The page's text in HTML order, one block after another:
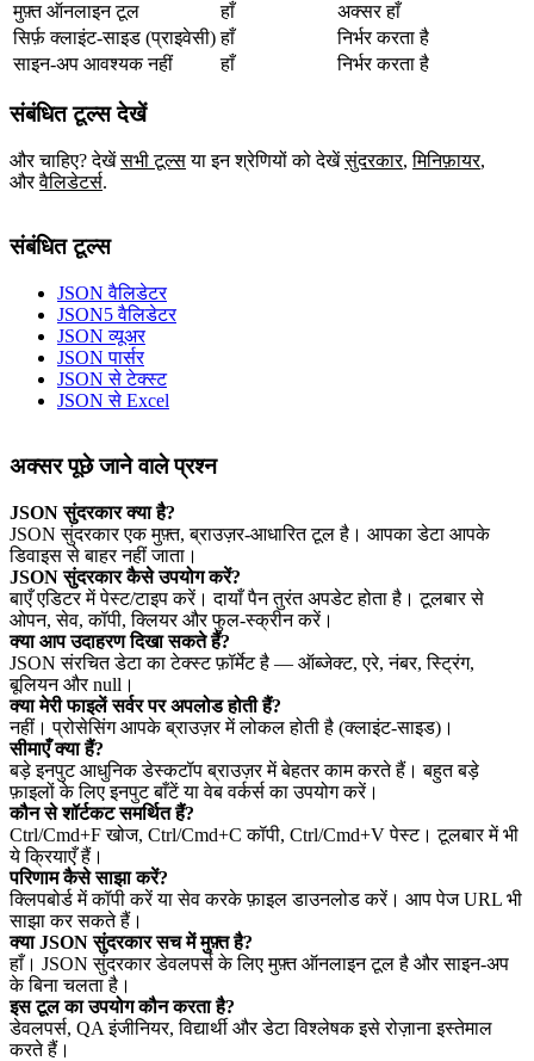
मुफ़्त ऑनलाइन टूल
हाँ
अक्सर हाँ
सिर्फ़ क्लाइंट‑साइड (प्राइवेसी) हाँ
निर्भर करता है
साइन‑अप आवश्यक नहीं
हाँ निर्भर करता है
संबंधित टूल्स देखें
और चाहिए? देखें सभी टूल्स या इन श्रेणियों को देखें सुंदरकार,मिनिफ़ायर,
और वैलिडेटर्स.
संबंधित टूल्स
JSON वैलिडेटर
JSON5 वैलिडेटर
JSON व्यूअर
JSON पार्सर
JSON से टेक्स्ट
JSON से Excel
अक्सर पूछे जाने वाले प्रश्न
JSON सुंदरकार क्या है?
JSON सुंदरकार एक मुफ़्त, ब्राउज़र‑आधारित टूल है। आपका डेटा आपके
डिवाइस से बाहर नहीं जाता।
JSON सुंदरकार कैसे उपयोग करें?
बाएँ एडिटर में पेस्ट/टाइप करें। दायाँ पैन तुरंत अपडेट होता है। टूलबार से
ओपन, सेव, कॉपी, क्लियर और फुल‑स्क्रीन करें।
क्या आप उदाहरण दिखा सकते हैं?
JSON संरचित डेटा का टेक्स्ट फ़ॉर्मेट है — ऑब्जेक्ट, एरे, नंबर, स्ट्रिंग,
बूलियन और null।
क्या मेरी फाइलें सर्वर पर अपलोड होती हैं?
नहीं। प्रोसेसिंग आपके ब्राउज़र में लोकल होती है (क्लाइंट‑साइड)।
सीमाएँ क्या हैं?
बड़े इनपुट आधुनिक डेस्कटॉप ब्राउज़र में बेहतर काम करते हैं। बहुत बड़े
फ़ाइलों के लिए इनपुट बाँटें या वेब वर्कर्स का उपयोग करें।
कौन से शॉर्टकट समर्थित हैं?
Ctrl/Cmd+F खोज, Ctrl/Cmd+C कॉपी, Ctrl/Cmd+V पेस्ट। टूलबार में भी
ये क्रियाएँ हैं।
परिणाम कैसे साझा करें?
क्लिपबोर्ड में कॉपी करें या सेव करके फ़ाइल डाउनलोड करें। आप पेज URL भी
साझा कर सकते हैं।
क्या JSON सुंदरकार सच में मुफ़्त है?
हाँ। JSON सुंदरकार डेवलपर्स के लिए मुफ़्त ऑनलाइन टूल है और साइन‑अप
के बिना चलता है।
इस टूल का उपयोग कौन करता है?
डेवलपर्स, QA इंजीनियर, विद्यार्थी और डेटा विश्लेषक इसे रोज़ाना इस्तेमाल
करते हैं।